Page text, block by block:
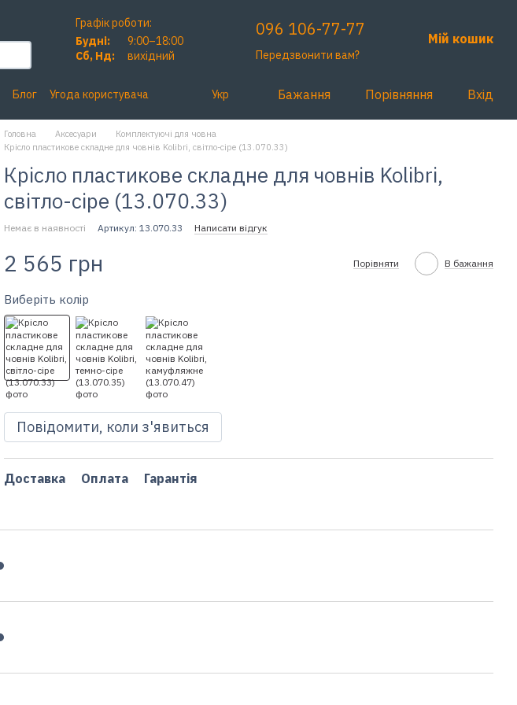
Графік роботи:
Будні:
9:00–18:00
Сб, Нд:
вихідний
096 106-77-77
Передзвонити вам?
Мій кошик
Блог Угода користувача Укр Бажання Порівняння Вхід
Головна Аксесуари
Комплектуючі для човна
Крісло пластикове складне для човнів Kolibri, світло-сіре (13.070.33)
Крісло пластикове складне для човнів Kolibri,
світло-сіре (13.070.33)
Немає в наявності Артикул: 13.070.33 Написати відгук
2 565 грн Порівняти В бажання
Виберіть колір
Повідомити, коли з'явиться
Доставка Оплата Гарантія